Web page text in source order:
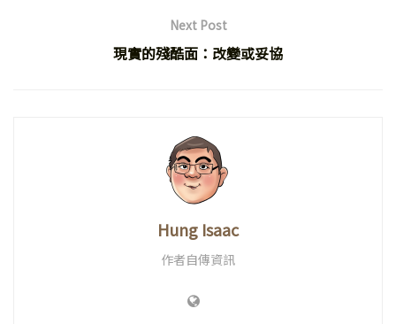
Next Post
現實的殘酷面：改變或妥協
Hung Isaac
作者自傳資訊